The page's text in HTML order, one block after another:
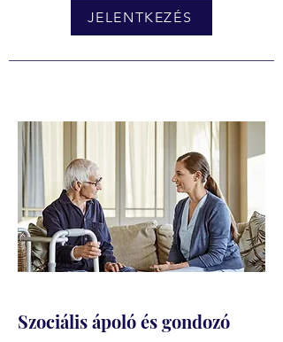
JELENTKEZÉS
Szociális ápoló és gondozó